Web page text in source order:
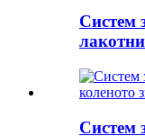
Систем
Систем